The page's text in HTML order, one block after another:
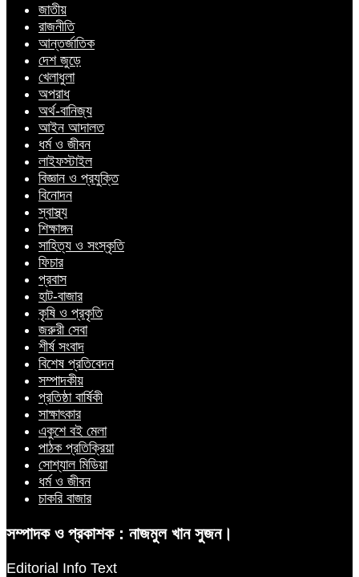
জাতীয়
রাজনীতি
আন্তর্জাতিক
দেশ জুড়ে
খেলাধুলা
অপরাধ
অর্থ-বানিজ্য
আইন আদালত
ধর্ম ও জীবন
লাইফস্টাইল
বিজ্ঞান ও প্রযুক্তি
বিনোদন
স্বাস্থ্য
শিক্ষাঙ্গন
সাহিত্য ও সংস্কৃতি
ফিচার
প্রবাস
হাট-বাজার
কৃষি ও প্রকৃতি
জরুরী সেবা
শীর্ষ সংবাদ
বিশেষ প্রতিবেদন
সম্পাদকীয়
প্রতিষ্ঠা বার্ষিকী
সাক্ষাৎকার
একুশে বই মেলা
পাঠক প্রতিক্রিয়া
সোশ্যাল মিডিয়া
ধর্ম ও জীবন
চাকরি বাজার
সম্পাদক ও প্রকাশক : নাজমুল খান সুজন।
Editorial Info Text